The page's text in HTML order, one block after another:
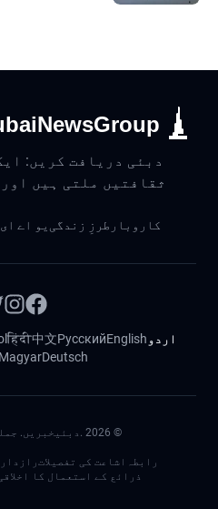
دبئی دریافت کریں:
ثقافتیں ملتی ہیں
کاروبار طرزِ زندگی یو اے ای
اردو English
Русский
中文
हिंदी
Deutsch
©
2026 .دبئیخبریں.
رابطہ اشاعت کی تفصیلات
ذرائع کے استعمال کا